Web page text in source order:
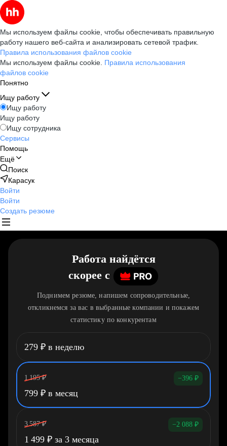
Мы используем файлы cookie, чтобы обеспечивать правильную
работу нашего веб-сайта и анализировать сетевой трафик.
Правила использования файлов cookie
Мы используем файлы cookie. Правила использования
файлов cookie
Понятно
Ищу работу
Ищу работу
Ищу работу
Ищу сотрудника
Сервисы
Помощь
Ещё
Поиск
Карасук
Войти
Войти
Создать резюме
Работа найдётся
скорее c
Поднимем резюме, напишем сопроводительные,
откликнемся за вас в выбранные компании и покажем
статистику по конкурентам
279 ₽ в неделю
1 195 ₽ −396 ₽
799 ₽ в месяц
3 587 ₽ −2 088 ₽
1 499 ₽ за 3 месяца